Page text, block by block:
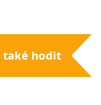
také hodit